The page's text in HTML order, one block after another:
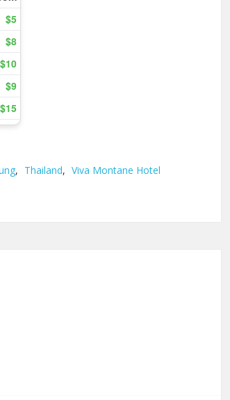
, Thailand, Viva Montane Hotel